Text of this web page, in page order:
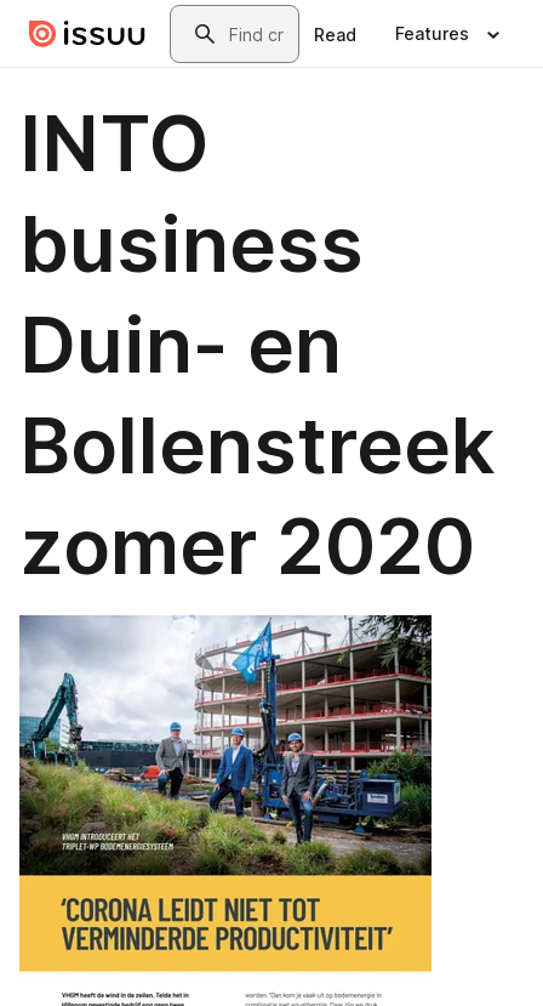
Skip to main contentSearch
Read Features
INTO
business
Duin- en
Bollenstreek
zomer 2020